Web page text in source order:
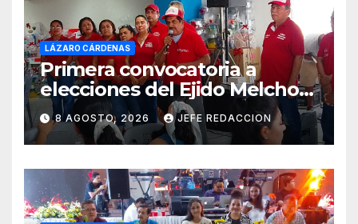
LÁZARO CÁRDENAS
Primera convocatoria a
elecciones del Ejido Melchor
Ocampo en Lázaro Cárdenas
el domingo
8 AGOSTO, 2026 JEFE REDACCION